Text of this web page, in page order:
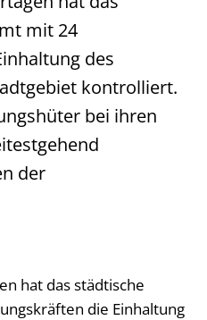
mit 24
des
kontrolliert.
bei ihren
der
hat das städtische
die Einhaltung